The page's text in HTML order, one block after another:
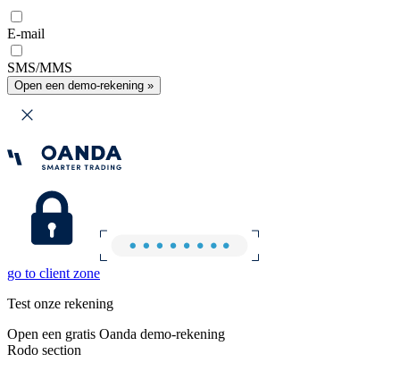
E-mail
SMS/MMS
Open een demo-rekening »
go to client zone
Test onze rekening
Open een gratis Oanda demo-rekening
Rodo section